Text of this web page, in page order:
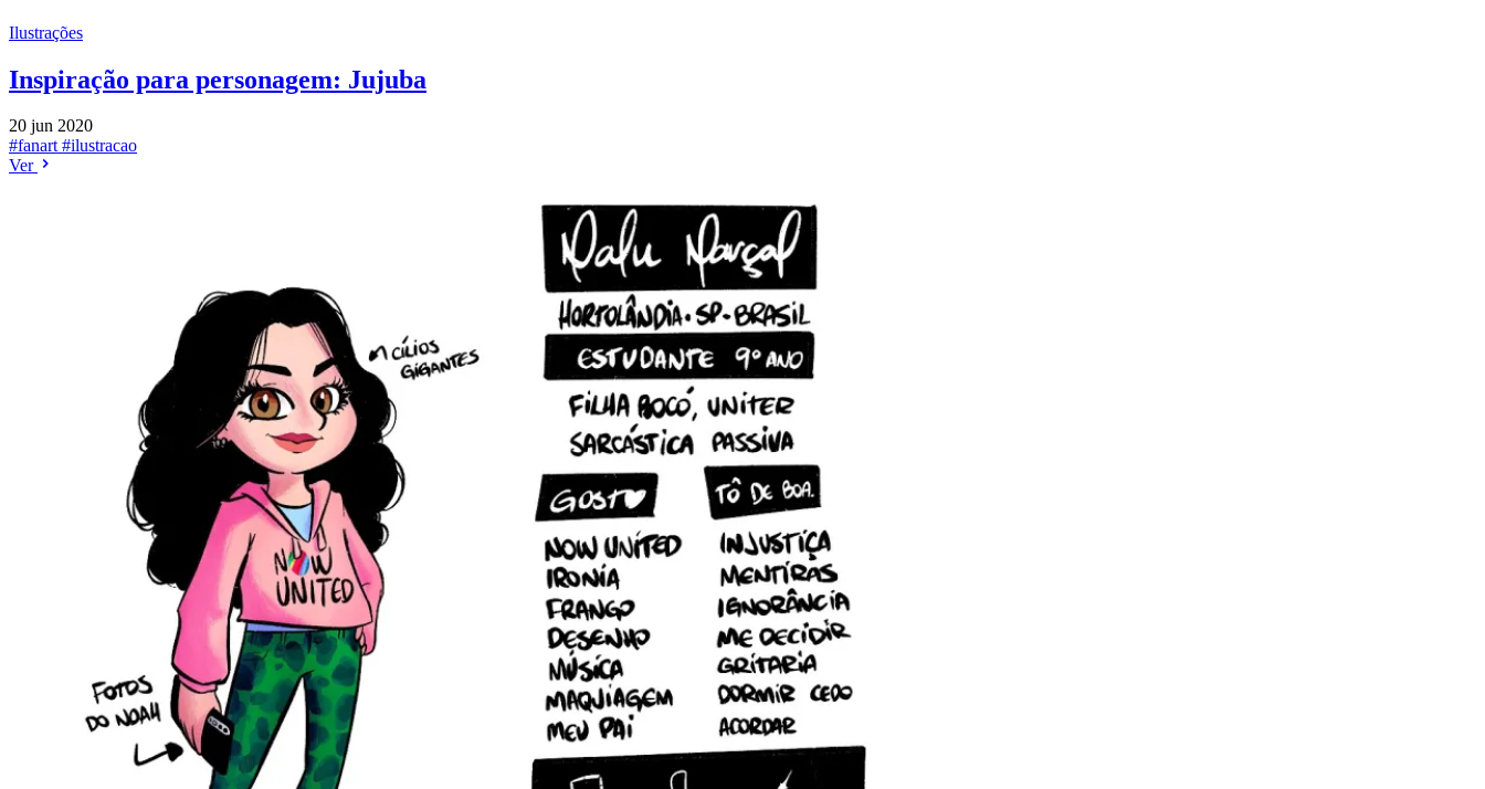
Ilustrações
Inspiração para personagem: Jujuba
20 jun 2020
#fanart#ilustracao
Ver